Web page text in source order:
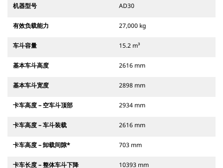
机器型号 AD30
有效负载能力 27,000 kg
车斗容量 15.2 m³
基本车斗高度 2616 mm
基本车斗宽度 2898 mm
卡车高度 – 空车斗顶部 2934 mm
卡车高度 – 车斗装载 2616 mm
卡车高度 – 卸载间隙* 703 mm
卡车长度 – 整体车斗下降 10393 mm